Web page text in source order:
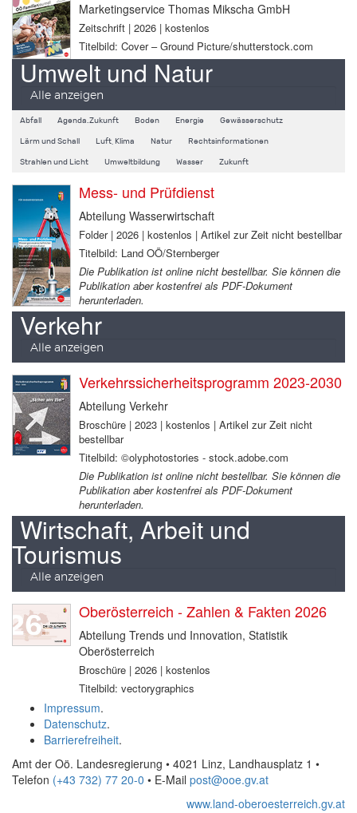
Marketingservice Thomas Mikscha GmbH
Zeitschrift | 2026 | kostenlos
Titelbild: Cover – Ground Picture/shutterstock.com
Umwelt und Natur
Alle anzeigen
Abfall Agenda.Zukunft Boden Energie Gewässerschutz
Lärm und Schall Luft, Klima Natur Rechtsinformationen
Strahlen und Licht Umweltbildung Wasser Zukunft
Mess- und Prüfdienst
Abteilung Wasserwirtschaft
Folder | 2026 | kostenlos | Artikel zur Zeit nicht bestellbar
Titelbild: Land OÖ/Sternberger
Die Publikation ist online nicht bestellbar. Sie können die
Publikation aber kostenfrei als PDF-Dokument
herunterladen.
Verkehr
Alle anzeigen
Verkehrssicherheitsprogramm 2023-2030
Abteilung Verkehr
Broschüre | 2023 | kostenlos | Artikel zur Zeit nicht
bestellbar
Titelbild: ©olyphotostories - stock.adobe.com
Die Publikation ist online nicht bestellbar. Sie können die
Publikation aber kostenfrei als PDF-Dokument
herunterladen.
Wirtschaft, Arbeit und
Tourismus
Alle anzeigen
Oberösterreich - Zahlen & Fakten 2026
Abteilung Trends und Innovation, Statistik
Oberösterreich
Broschüre | 2026 | kostenlos
Titelbild: vectorygraphics
Impressum.
Datenschutz.
Barrierefreiheit.
Amt der Oö. Landesregierung • 4021 Linz, Landhausplatz 1 •
Telefon (+43 732) 77 20-0 • E-Mail post@ooe.gv.at
www.land-oberoesterreich.gv.at